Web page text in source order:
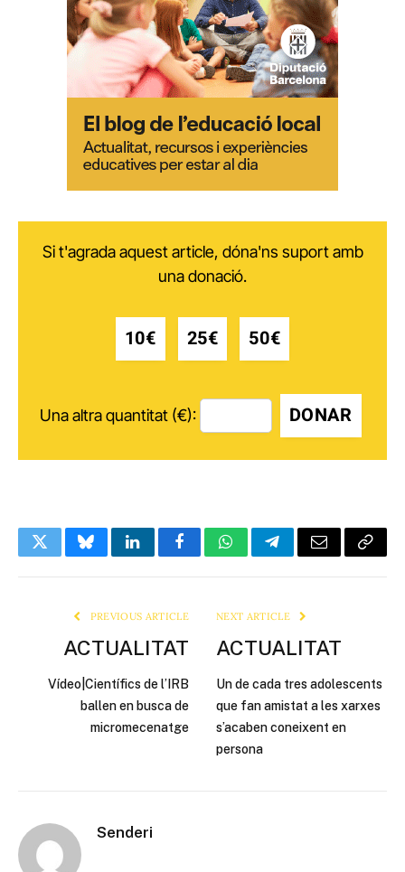
Si t'agrada aquest article, dóna'ns suport amb
una donació.
10€ 25€ 50€
Una altra quantitat (€): DONAR
TwitterBlueskyLinkedInFacebookWhatsAppTelegramEmail Copy
PREVIOUS ARTICLE
ACTUALITAT
Vídeo|Científics de l’IRB
ballen en busca de
micromecenatge
NEXT ARTICLE
ACTUALITAT
Un de cada tres adolescents
que fan amistat a les xarxes
s’acaben coneixent en
persona
Senderi